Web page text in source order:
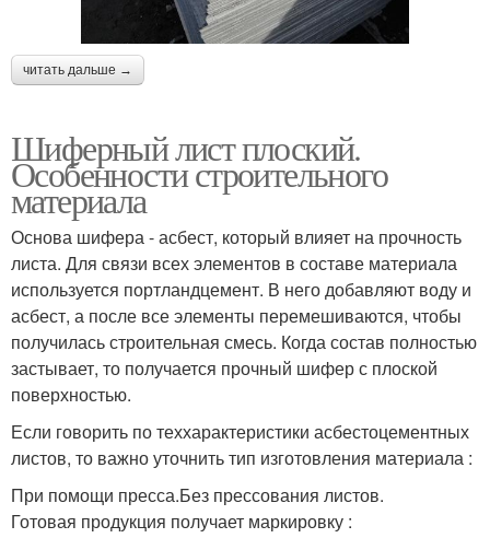
читать дальше →
Шиферный лист плоский.
Особенности строительного
материала
Основа шифера - асбест, который влияет на прочность
листа. Для связи всех элементов в составе материала
используется портландцемент. В него добавляют воду и
асбест, а после все элементы перемешиваются, чтобы
получилась строительная смесь. Когда состав полностью
застывает, то получается прочный шифер с плоской
поверхностью.
Если говорить по теххарактеристики асбестоцементных
листов, то важно уточнить тип изготовления материала :
При помощи пресса.Без прессования листов.
Готовая продукция получает маркировку :